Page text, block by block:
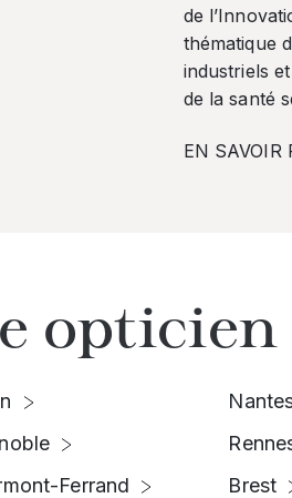
de
thématique
industriels
de la santé
EN SAVOIR
opticien
Ferrand
Brest